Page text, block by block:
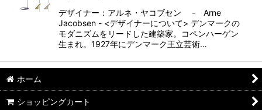
デザイナー：アルネ・ヤコブセン - Arne
Jacobsen - <デザイナーについて> デンマークの
モダニズムをリードした建築家。コペンハーゲン
生まれ。1927年にデンマーク王立芸術…
ホーム
ショッピングカート